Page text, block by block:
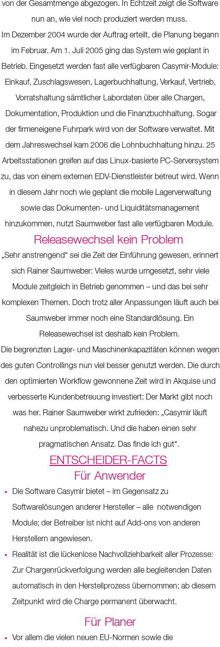
von der Gesamtmenge abgezogen. In Echtzeit zeigt die Software
nun an, wie viel noch produziert werden muss.
Im Dezember 2004 wurde der Auftrag erteilt, die Planung begann
im Februar. Am 1. Juli 2005 ging das System wie geplant in
Betrieb. Eingesetzt werden fast alle verfügbaren Casymir-Module:
Einkauf, Zuschlagswesen, Lagerbuchhaltung, Verkauf, Vertrieb,
Vorratshaltung sämtlicher Labordaten über alle Chargen,
Dokumentation, Produktion und die Finanzbuchhaltung. Sogar
der firmeneigene Fuhrpark wird von der Software verwaltet. Mit
dem Jahreswechsel kam 2006 die Lohnbuchhaltung hinzu. 25
Arbeitsstationen greifen auf das Linux-basierte PC-Serversystem
zu, das von einem externen EDV-Dienstleister betreut wird. Wenn
in diesem Jahr noch wie geplant die mobile Lagerverwaltung
sowie das Dokumenten- und Liquiditätsmanagement
hinzukommen, nutzt Saumweber fast alle verfügbaren Module.
Releasewechsel kein Problem
„Sehr anstrengend“ sei die Zeit der Einführung gewesen, erinnert
sich Rainer Saumweber: Vieles wurde umgesetzt, sehr viele
Module zeitgleich in Betrieb genommen – und das bei sehr
komplexen Themen. Doch trotz aller Anpassungen läuft auch bei
Saumweber immer noch eine Standardlösung. Ein
Releasewechsel ist deshalb kein Problem.
Die begrenzten Lager- und Maschinenkapazitäten können wegen
des guten Controllings nun viel besser genutzt werden. Die durch
den optimierten Workflow gewonnene Zeit wird in Akquise und
verbesserte Kundenbetreuung investiert: Der Markt gibt noch
was her. Rainer Saumweber wirkt zufrieden: „Casymir läuft
nahezu unproblematisch. Und die haben einen sehr
pragmatischen Ansatz. Das finde ich gut“.
ENTSCHEIDER-FACTS
Für Anwender
Die Software Casymir bietet – im Gegensatz zu
Softwarelösungen anderer Hersteller – alle notwendigen
Module; der Betreiber ist nicht auf Add-ons von anderen
Herstellern angewiesen.
Realität ist die lückenlose Nachvollziehbarkeit aller Prozesse:
Zur Chargenrückverfolgung werden alle begleitenden Daten
automatisch in den Herstellprozess übernommen; ab diesem
Zeitpunkt wird die Charge permanent überwacht.
Für Planer
Vor allem die vielen neuen EU-Normen sowie die